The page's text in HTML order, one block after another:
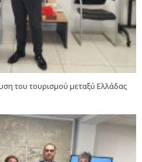
του τουρισμού μεταξύ Ελλάδας